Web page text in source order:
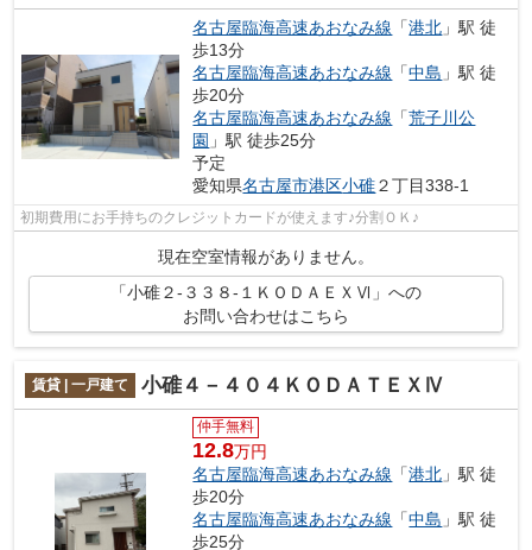
名古屋臨海高速あおなみ線 「港北 」駅 徒
歩13分
名古屋臨海高速あおなみ線 「中島 」駅 徒
歩20分
名古屋臨海高速あおなみ線 「荒子川公
園 」駅 徒歩25分
予定
愛知県名古屋市港区小碓２丁目338-1
初期費用にお手持ちのクレジットカードが使えます♪分割ＯＫ♪
現在空室情報がありません。
「小碓２-３３８-１ＫＯＤＡＥＸⅥ」への
お問い合わせはこちら
賃貸 | 一戸建て 小碓４－４０４ＫＯＤＡＴＥＸⅣ
仲手無料
12.8万円
名古屋臨海高速あおなみ線 「港北 」駅 徒
歩20分
名古屋臨海高速あおなみ線 「中島 」駅 徒
歩25分